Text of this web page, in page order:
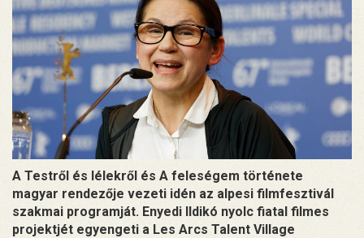
A Testről és lélekről és A feleségem története
magyar rendezője vezeti idén az alpesi filmfesztivál
szakmai programját. Enyedi Ildikó nyolc fiatal filmes
projektjét egyengeti a Les Arcs Talent Village